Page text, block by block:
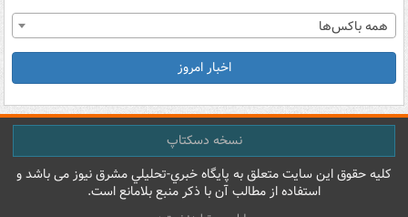
همه باکس‌ها
اخبار امروز
نسخه دسکتاپ
کليه حقوق اين سايت متعلق به پایگاه خبري-تحليلي مشرق نيوز می باشد و
استفاده از مطالب آن با ذکر منبع بلامانع است.